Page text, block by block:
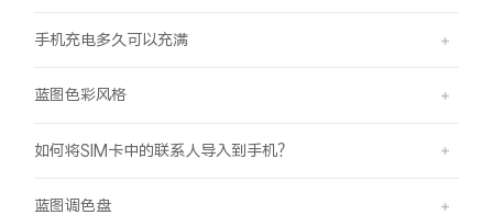
手机充电多久可以充满
蓝图色彩风格
如何将SIM卡中的联系人导入到手机？
蓝图调色盘